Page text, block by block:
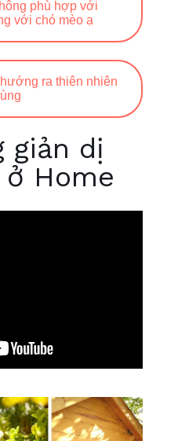
phù hợp với
với chó mèo ạ
ra thiên nhiên
giản dị
ở Home